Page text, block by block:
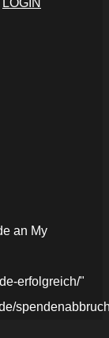
LOGIN
an My
erfolgreich/"